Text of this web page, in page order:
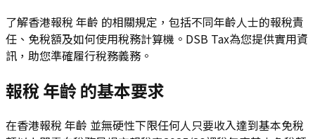
了解香港報稅 年齡 的相關規定，包括不同年齡人士的報稅責
任、免稅額及如何使用稅務計算機。DSB Tax為您提供實用資
訊，助您準確履行稅務義務。
報稅 年齡 的基本要求
在香港報稅 年齡 並無硬性下限任何人只要收入達到基本免稅